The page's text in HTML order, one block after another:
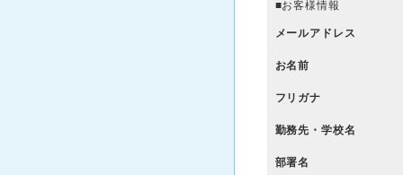
■お客様情報
メールアドレス
お名前
フリガナ
勤務先・学校名
部署名